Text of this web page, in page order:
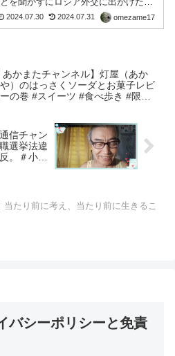
人政治家という視点でみると納得しま
。鈴木宗男氏、岸田首相に停戦和平の
2024.07.30 2024.07.31 omezame17
あかまたチャンネル】灯屋（あか
や）のはっさくソーダとお菓子レビ
ーの巻 #スイーツ #食べ歩き #限定
信チャン
選挙法違
。＃小池
当たり前に考え、当たり前に生きるこ
バシーポリシーと免責